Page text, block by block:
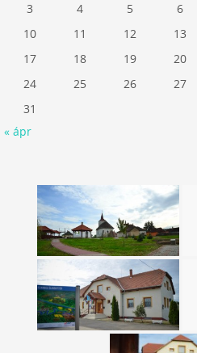
3
4 5 6
10
11 12 13
17
18 19 20
24
25 26 27
31
« ápr